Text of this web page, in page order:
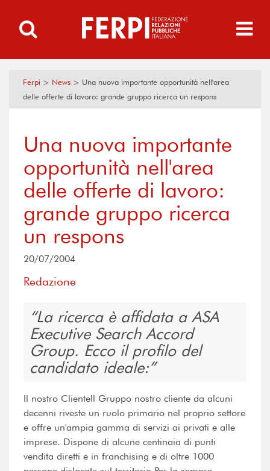
Ferpi > News > Una nuova importante opportunità nell'area
delle offerte di lavoro: grande gruppo ricerca un respons
Una nuova importante
opportunità nell'area
delle offerte di lavoro:
grande gruppo ricerca
un respons
20/07/2004
Redazione
La ricerca è affidata a ASA
Executive Search Accord
Group. Ecco il profilo del
candidato ideale:
Il nostro ClienteIl Gruppo nostro cliente da alcuni
decenni riveste un ruolo primario nel proprio settore
e offre un'ampia gamma di servizi ai privati e alle
imprese. Dispone di alcune centinaia di punti
vendita diretti e in franchising e di oltre 1000